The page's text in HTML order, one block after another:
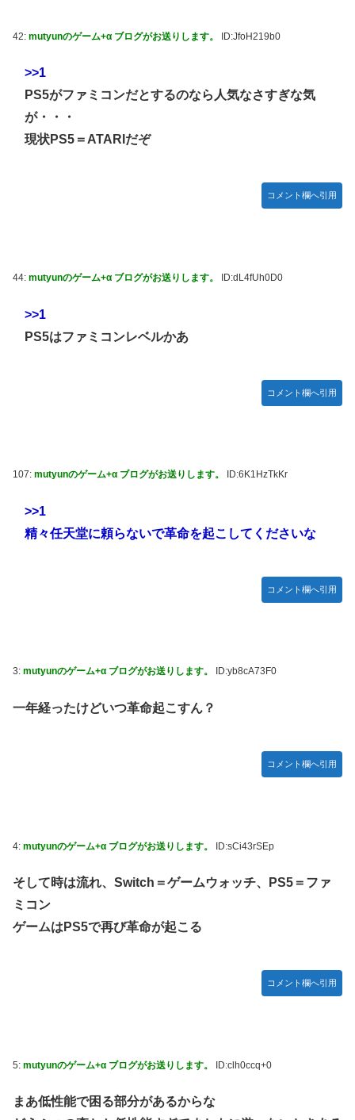
でもない姿で発見される…怖すぎる…
襲～】
やる夫「催眠アプリを手に入れたんだけど……これ必要だっ
た？」 第29話
【画像】日本ってなんでここ埋め立てないの？
ビでも見せといてw」と言うので『Gガンダム』を一気見さ
せた結果……甥っ子が重度の中二病を発症して家で大暴れｗ
「フリルもリボンもたくさんがいいのよね、ふふっ♪」対魔
忍RPG・新イベント『バニーとヨミハラクライシス』
【パシフィック・リム】 MODEROID「ジプシー・デンジャ
【デレマス】 和久井留美「夢を作って、いつか遊んで」
【悲報】ポケポケ、1年で1600万人が引退・・・
【にじさんじ】Cellmates、NG行動回避ゲーム！フリが露
【動画】マーベルの新作格ゲー、歴代格ゲーのパロディが多
藤嶌果歩1st写真集の感想まとめ。おおむね好評【かほり
国連が事実上の機能停止に陥りつつあると関係者が告白、特
【悲報】吉岡里帆さん、アドリブで相手役俳優の手を取りお
42: mutyunのゲーム+α ブログがお送りします。 ID:JfoH219b0
>>1
PS5がファミコンだとするのなら人気なさすぎな気
が・・・
現状PS5＝ATARIだぞ
コメント欄へ引用
44: mutyunのゲーム+α ブログがお送りします。 ID:dL4fUh0D0
>>1
PS5はファミコンレベルかあ
コメント欄へ引用
107: mutyunのゲーム+α ブログがお送りします。 ID:6K1HzTkKr
>>1
精々任天堂に頼らないで革命を起こしてくださいな
コメント欄へ引用
3: mutyunのゲーム+α ブログがお送りします。 ID:yb8cA73F0
一年経ったけどいつ革命起こすん？
コメント欄へ引用
4: mutyunのゲーム+α ブログがお送りします。 ID:sCi43rSEp
そして時は流れ、Switch＝ゲームウォッチ、PS5＝ファ
ミコン
ゲームはPS5で再び革命が起こる
コメント欄へ引用
5: mutyunのゲーム+α ブログがお送りします。 ID:clh0ccq+0
まあ低性能で困る部分があるからな